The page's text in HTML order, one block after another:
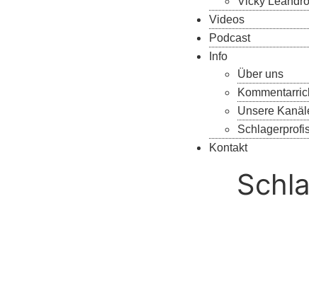
Videos
Podcast
Info
Über uns
Unsere
Kontakt